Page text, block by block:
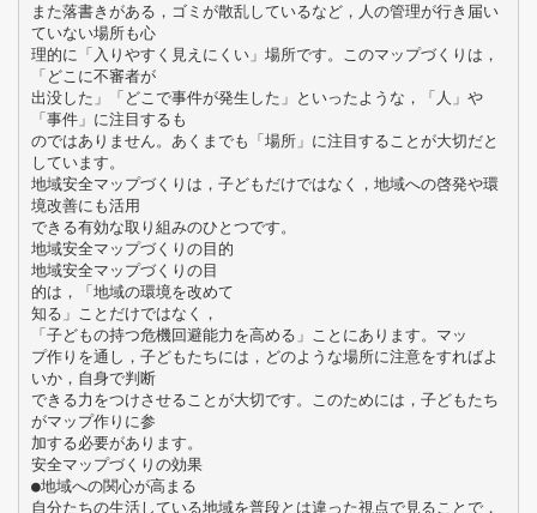
また落書きがある，ゴミが散乱しているなど，人の管理が行き届い
ていない場所も心
理的に「入りやすく見えにくい」場所です。このマップづくりは，
「どこに不審者が
出没した」「どこで事件が発生した」といったような，「人」や
「事件」に注目するも
のではありません。あくまでも「場所」に注目することが大切だと
しています。
地域安全マップづくりは，子どもだけではなく，地域への啓発や環
境改善にも活用
できる有効な取り組みのひとつです。
地域安全マップづくりの目的
地域安全マップづくりの目
的は，「地域の環境を改めて
知る」ことだけではなく，
「子どもの持つ危機回避能力を高める」ことにあります。マッ
プ作りを通し，子どもたちには，どのような場所に注意をすればよ
いか，自身で判断
できる力をつけさせることが大切です。このためには，子どもたち
がマップ作りに参
加する必要があります。
安全マップづくりの効果
●地域への関心が高まる
自分たちの生活している地域を普段とは違った視点で見ることで，